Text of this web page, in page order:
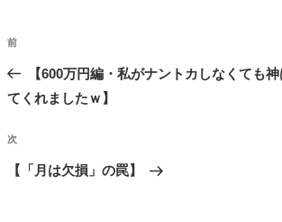
ナ
ビ
ゲ
シ
前
の
投
前
【600万円編・私がナントカしなくても
てくれましたｗ】
次
の
次
【「月は欠損」の罠】